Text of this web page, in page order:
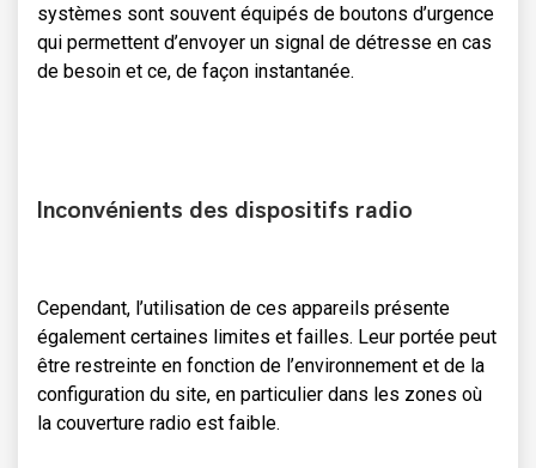
systèmes sont souvent équipés de boutons d’urgence
qui permettent d’envoyer un signal de détresse en cas
de besoin et ce, de façon instantanée.
Inconvénients des dispositifs radio
Cependant, l’utilisation de ces appareils présente
également certaines limites et failles. Leur portée peut
être restreinte en fonction de l’environnement et de la
configuration du site, en particulier dans les zones où
la couverture radio est faible.